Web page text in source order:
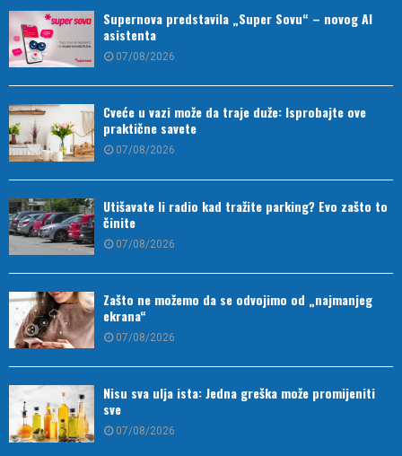
Supernova predstavila „Super Sovu“ – novog AI
asistenta
07/08/2026
Cveće u vazi može da traje duže: Isprobajte ove
praktične savete
07/08/2026
Utišavate li radio kad tražite parking? Evo zašto to
činite
07/08/2026
Zašto ne možemo da se odvojimo od „najmanjeg
ekrana“
07/08/2026
Nisu sva ulja ista: Jedna greška može promijeniti
sve
07/08/2026